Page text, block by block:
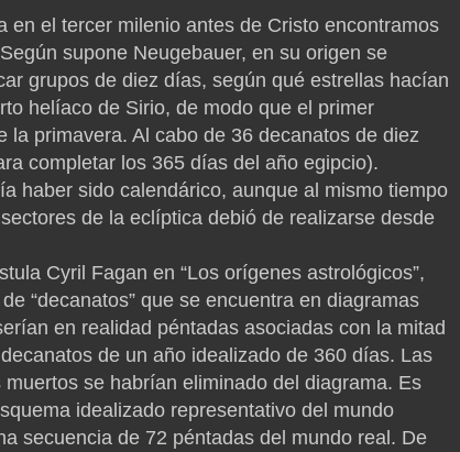
el tercer milenio antes de Cristo encontramos
supone Neugebauer, en su origen se
grupos de diez días, según qué estrellas hacían
helíaco de Sirio, de modo que el primer
primavera. Al cabo de 36 decanatos de diez
completar los 365 días del año egipcio).
haber sido calendárico, aunque al mismo tiempo
de la eclíptica debió de realizarse desde
Cyril Fagan en “Los orígenes astrológicos”,
“decanatos” que se encuentra en diagramas
en realidad péntadas asociadas con la mitad
de un año idealizado de 360 días. Las
se habrían eliminado del diagrama. Es
idealizado representativo del mundo
secuencia de 72 péntadas del mundo real. De